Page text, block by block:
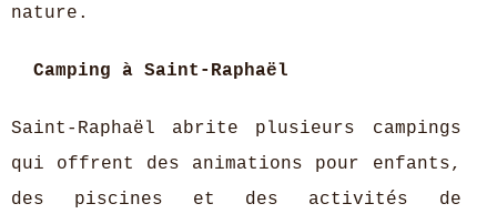
nature.
Camping à Saint-Raphaël
Saint-Raphaël abrite plusieurs campings
qui offrent des animations pour enfants,
des piscines et des activités de